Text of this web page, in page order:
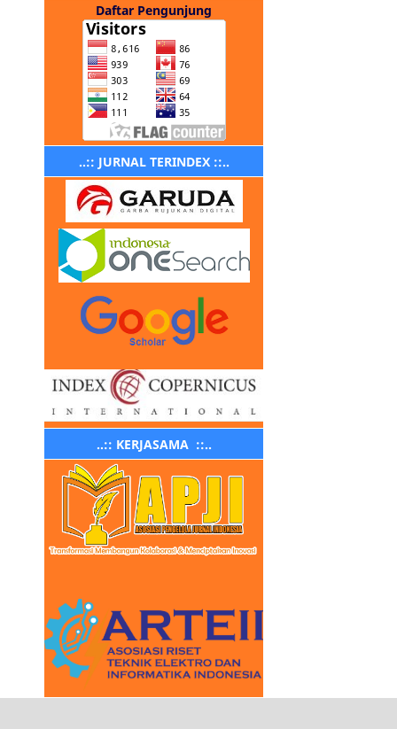
Daftar Pengunjung
..:: JURNAL TERINDEX ::..
..:: KERJASAMA ::..